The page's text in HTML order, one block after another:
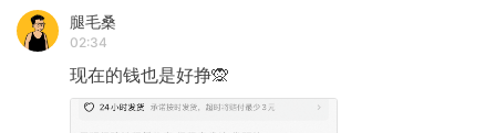
腿毛桑
02:34
现在的钱也是好挣🙊